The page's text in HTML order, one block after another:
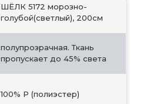
ШЁЛК 5172 морозно-
голубой(светлый), 200см
полупрозрачная. Ткань
пропускает до 45% света
100% Р (полиэстер)